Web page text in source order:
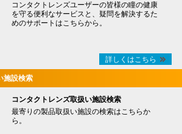
コンタクトレンズユーザーの皆様の瞳の健康
を守る便利なサービスと、疑問を解決するた
めのサポートはこちらから。
詳しくはこちら
施設検索
コンタクトレンズ取扱い施設検索
最寄りの製品取扱い施設の検索はこちらか
ら。